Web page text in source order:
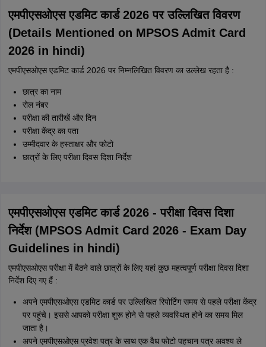
एमपीएसओएस एडमिट कार्ड 2026 पर उल्लिखित विवरण
(Details Mentioned on MPSOS Admit Card
2026 in hindi)
एमपीएसओएस एडमिट कार्ड 2026 पर निम्नलिखित विवरण का उल्लेख रहता है :
छात्र का नाम
रोल नंबर
परीक्षा की तारीखें और दिन
परीक्षा केंद्र का पता
उम्मीदवार के हस्ताक्षर और फोटो
छात्रों के लिए परीक्षा दिवस दिशा निर्देश
एमपीएसओएस एडमिट कार्ड 2026 - परीक्षा दिवस दिशा
निर्देश (MPSOS Admit Card 2026 - Exam Day
Guidelines in hindi)
एमपीएसओएस परीक्षा में बैठने वाले छात्रों के लिए यहां कुछ महत्वपूर्ण परीक्षा दिवस दिशा
निर्देश दिए गए हैं :
अपने एमपीएसओएस एडमिट कार्ड पर उल्लिखित रिपोर्टिंग समय से पहले परीक्षा केंद्र
पर पहुंचे। इससे आपको परीक्षा शुरू होने से पहले व्यवस्थित होने का समय मिल
जाता है।
अपने एमपीएसओएस प्रवेश पत्र के साथ एक वैध फोटो पहचान पत्र अवश्य ले